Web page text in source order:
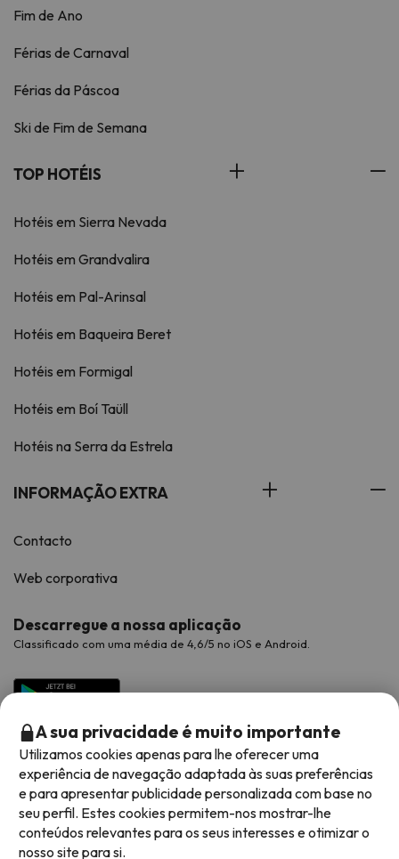
Fim de Ano
Férias de Carnaval
Férias da Páscoa
Ski de Fim de Semana
TOP HOTÉIS
Hotéis em Sierra Nevada
Hotéis em Grandvalira
Hotéis em Pal-Arinsal
Hotéis em Baqueira Beret
Hotéis em Formigal
Hotéis em Boí Taüll
Hotéis na Serra da Estrela
INFORMAÇÃO EXTRA
Contacto
Web corporativa
Descarregue a nossa aplicação
Classificado com uma média de 4,6/5 no iOS e Android.
Métodos de pagamento disponíveis
A sua privacidade é muito importante
Utilizamos cookies apenas para lhe oferecer uma
experiência de navegação adaptada às suas preferências
e para apresentar publicidade personalizada com base no
seu perfil. Estes cookies permitem-nos mostrar-lhe
conteúdos relevantes para os seus interesses e otimizar o
nosso site para si.